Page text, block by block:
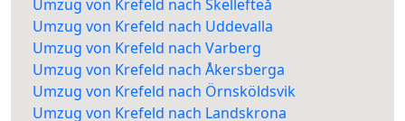
Umzug von Krefeld nach Skellefteå
Umzug von Krefeld nach Uddevalla
Umzug von Krefeld nach Varberg
Umzug von Krefeld nach Åkersberga
Umzug von Krefeld nach Örnsköldsvik
Umzug von Krefeld nach Landskrona